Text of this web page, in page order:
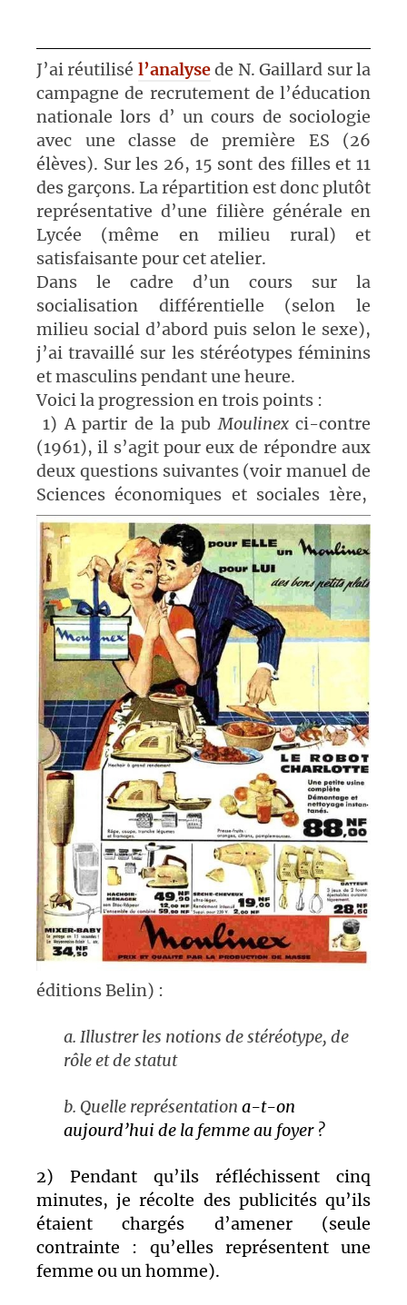
J’ai réutilisé l’analysede N. Gaillard sur la
campagne de recrutement de l’éducation
nationale lors d’ un cours de sociologie
avec une classe de première ES (26
élèves). Sur les 26, 15 sont des filles et 11
des garçons. La répartition est donc plutôt
représentative d’une filière générale en
Lycée (même en milieu rural) et
satisfaisante pour cet atelier.
Dans le cadre d’un cours sur la
socialisation différentielle (selon le
milieu social d’abord puis selon le sexe),
j’ai travaillé sur les stéréotypes féminins
et masculins pendant une heure.
Voici la progression en trois points :
1) A partir de la pub Moulinexci-contre
(1961), il s’agit pour eux de répondre aux
deux questions suivantes (voir manuel de
Sciences économiques et sociales 1ère,
éditions Belin) :
a. Illustrer les notions de stéréotype, de
rôle et de statut
b. Quelle représentation a-t-on
aujourd’hui de la femme au foyer ?
2) Pendant qu’ils réfléchissent cinq
minutes, je récolte des publicités qu’ils
étaient chargés d’amener (seule
contrainte : qu’elles représentent une
femme ou un homme).